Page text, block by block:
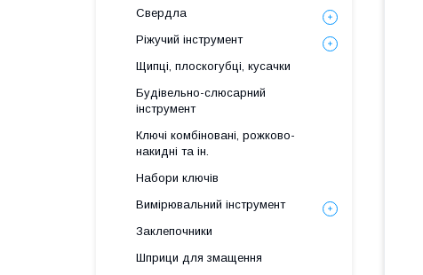
Свердла
Ріжучий інструмент
Щипці, плоскогубці, кусачки
Будівельно-слюсарний
інструмент
Ключі комбіновані, рожково-
накидні та ін.
Набори ключів
Вимірювальний інструмент
Заклепочники
Шприци для змащення